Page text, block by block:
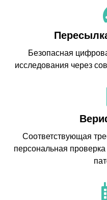
Безопасная
исследования через
Соответствующая
персональная